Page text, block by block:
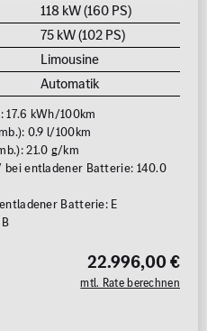
118 kW (160 PS)
75 kW (102 PS)
Limousine
Automatik
17.6 kWh/100km
0.9 l/100km
21.0 g/km
bei entladener Batterie: 140.0
Batterie: E
22.996,00 €
mtl. Rate berechnen